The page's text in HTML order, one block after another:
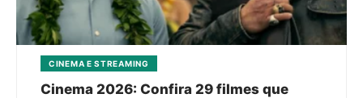
CINEMA E STREAMING
Cinema 2026: Confira 29 filmes que